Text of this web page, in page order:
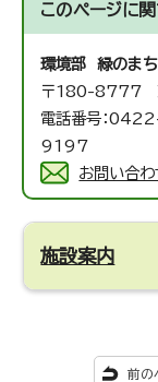
このページに
環境部 緑のま
〒180-8777
電話番号：
9197
お問い合わ
施設案内
前の